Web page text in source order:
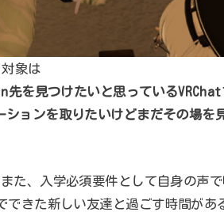
象は
先を見つけたいと思っている
ションを取りたいけどまだその場を
た、入学必須要件として自身の声
できた新しい友達と過ごす時間があ